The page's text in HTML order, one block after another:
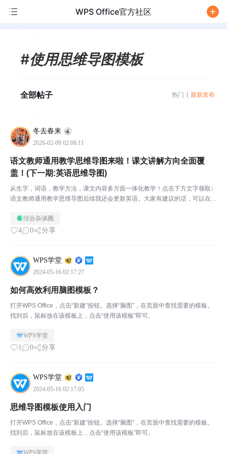
WPS Office官方社区
#使用思维导图模板
全部帖子 热门 最新发布
冬去春来
2026-02-09 02:06:11
语文教师通用教学思维导图来啦！课文讲解方向全面覆
盖！(下一期:英语思维导图)
从生字，词语，教学方法，课文内容多方面一体化教学！点击下方文字领取↓
语文教师通用教学思维导图后续我还会更新英语。大家有建议的话，可以在下
动，提前知晓资料发布内容，还能参与活动，赚海量经验值...
综合杂谈圈
4 0 分享
WPS学堂
2024-05-16 02:17:27
如何高效利用脑图模板？
打开WPS Office，点击“新建”按钮。选择“脑图”，在页面中查找需要的模板。
找到后，鼠标放在该模板上，点击“使用该模板”即可。
WPS学堂
1 0 分享
WPS学堂
2024-05-16 02:17:05
思维导图模板使用入门
打开WPS Office，点击“新建”按钮。选择“脑图”，在页面中查找需要的模板。
找到后，鼠标放在该模板上，点击“使用该模板”即可。
WPS学堂